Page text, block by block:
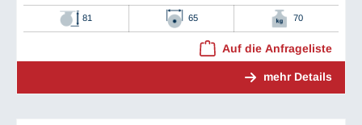
81 65 70
Auf die Anfrageliste
mehr Details